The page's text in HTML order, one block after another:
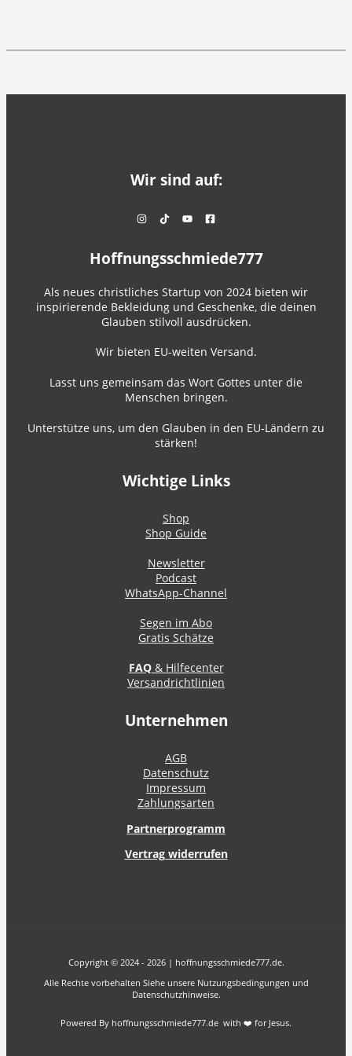
Wir sind auf:
Hoffnungsschmiede777
Als neues christliches Startup von 2024 bieten wir
inspirierende Bekleidung und Geschenke, die deinen
Glauben stilvoll ausdrücken.
Wir bieten EU-weiten Versand.
Lasst uns gemeinsam das Wort Gottes unter die
Menschen bringen.
Unterstütze uns, um den Glauben in den EU-Ländern zu
stärken!
Wichtige Links
Shop
Shop Guide
Newsletter
Podcast
WhatsApp-Channel
Segen im Abo
Gratis Schätze
FAQ& Hilfecenter
Versandrichtlinien
Unternehmen
AGB
Datenschutz
Impressum
Zahlungsarten
Partnerprogramm
Vertrag widerrufen
Copyright © 2024 - 2026 | hoffnungsschmiede777.de.
Alle Rechte vorbehalten Siehe unsere Nutzungsbedingungen und
Datenschutzhinweise.
Powered By hoffnungsschmiede777.de with ❤️ for Jesus.